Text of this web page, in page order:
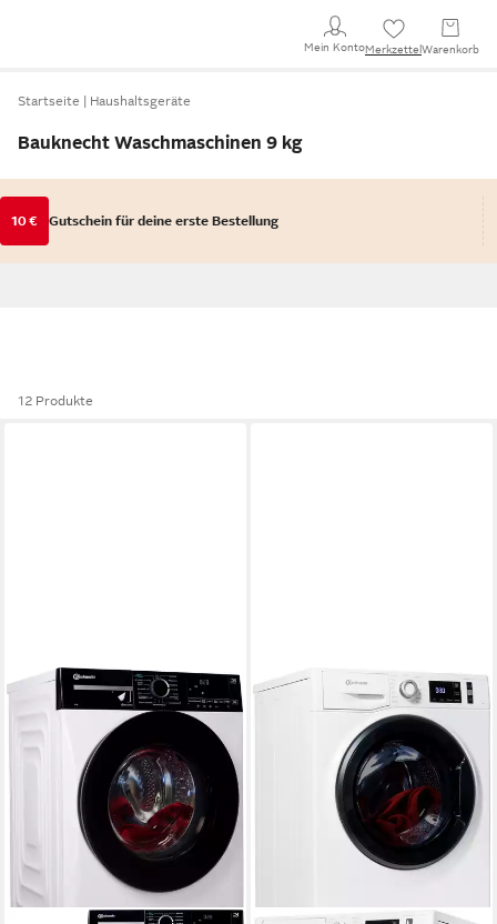
Mein KontoMerkzettel Warenkorb
Startseite Haushaltsgeräte
Bauknecht Waschmaschinen 9 kg
10 € Gutschein für deine erste Bestellung
12 Produkte